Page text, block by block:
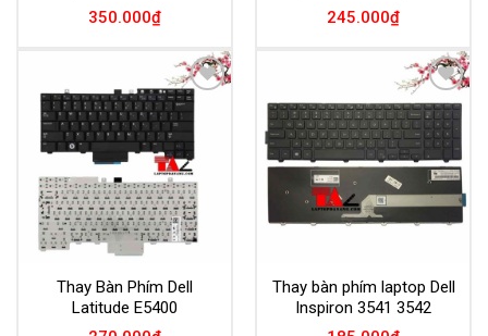
350.000₫
245.000₫
Add to
Wishlist
Thay Bàn Phím Dell
Latitude E5400
Add to
Wishlist
Thay bàn phím laptop Dell
Inspiron 3541 3542